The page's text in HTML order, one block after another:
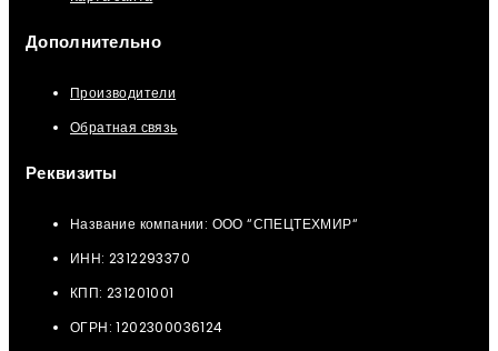
Дополнительно
Производители
Обратная связь
Реквизиты
Название компании: ООО “СПЕЦТЕХМИР“
ИНН: 2312293370
КПП: 231201001
ОГРН: 1202300036124